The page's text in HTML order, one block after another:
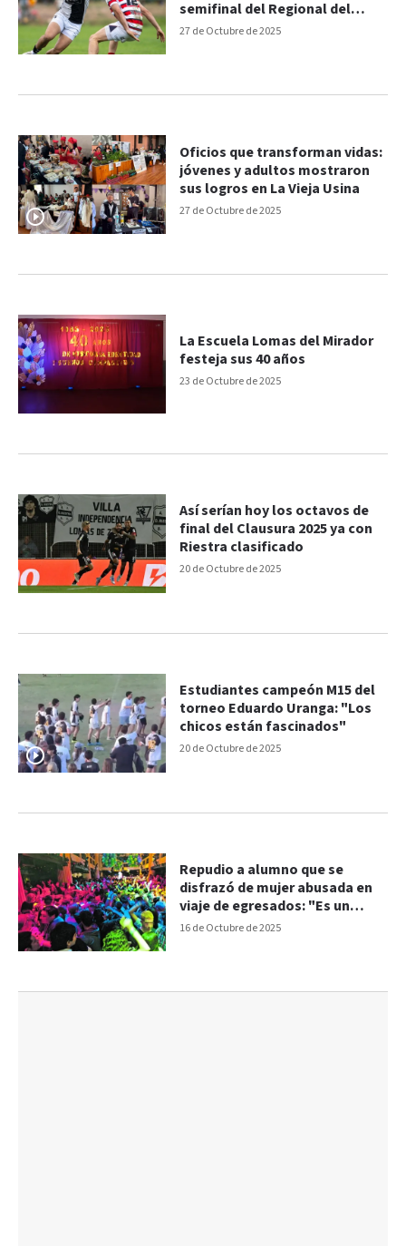
27 de Octubre de 2025
semifinal del Regional del
Litoral
27 de Octubre de 2025
Oficios que transforman vidas:
jóvenes y adultos mostraron
sus logros en La Vieja Usina
23 de Octubre de 2025
La Escuela Lomas del Mirador
festeja sus 40 años
20 de Octubre de 2025
Así serían hoy los octavos de
final del Clausura 2025 ya con
Riestra clasificado
20 de Octubre de 2025
Estudiantes campeón M15 del
torneo Eduardo Uranga: "Los
chicos están fascinados"
16 de Octubre de 2025
Repudio a alumno que se
disfrazó de mujer abusada en
viaje de egresados: "Es un
atentado"